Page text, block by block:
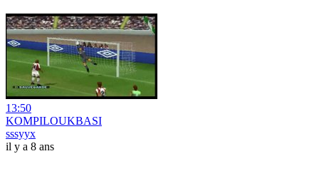
13:50
KOMPILOUKBASI
sssyyx
il y a 8 ans